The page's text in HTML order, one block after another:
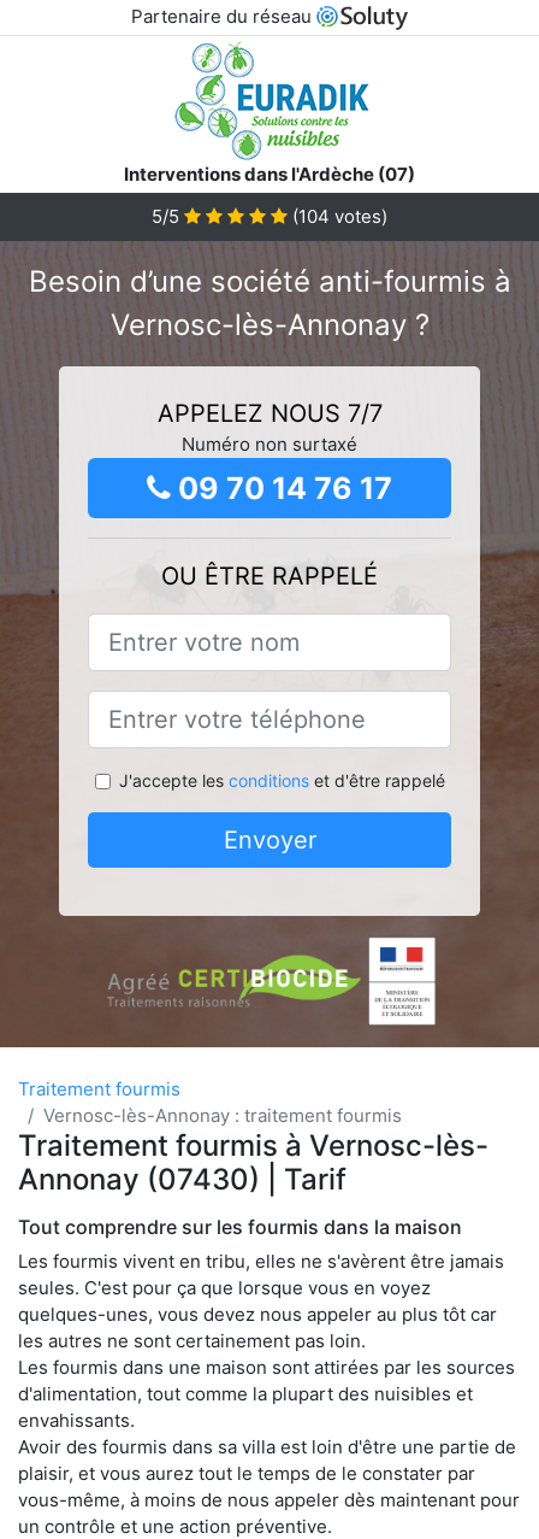
Partenaire du réseau
Interventions dans l'Ardèche (07)
5/5
(104 votes)
Besoin d’une société anti-fourmis à
Vernosc-lès-Annonay ?
APPELEZ NOUS 7/7
Numéro non surtaxé
09 70 14 76 17
OU ÊTRE RAPPELÉ
J'accepte les conditionset d'être rappelé
Envoyer
Traitement fourmis
Vernosc-lès-Annonay : traitement fourmis
Traitement fourmis à Vernosc-lès-
Annonay (07430) | Tarif
Tout comprendre sur les fourmis dans la maison
Les fourmis vivent en tribu, elles ne s'avèrent être jamais
seules. C'est pour ça que lorsque vous en voyez
quelques-unes, vous devez nous appeler au plus tôt car
les autres ne sont certainement pas loin.
Les fourmis dans une maison sont attirées par les sources
d'alimentation, tout comme la plupart des nuisibles et
envahissants.
Avoir des fourmis dans sa villa est loin d'être une partie de
plaisir, et vous aurez tout le temps de le constater par
vous-même, à moins de nous appeler dès maintenant pour
un contrôle et une action préventive.